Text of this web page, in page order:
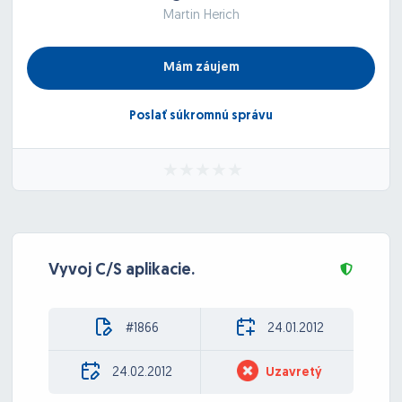
Martin Herich
Mám záujem
Poslať súkromnú správu
Vyvoj C/S aplikacie.
#1866 24.01.2012
24.02.2012 Uzavretý